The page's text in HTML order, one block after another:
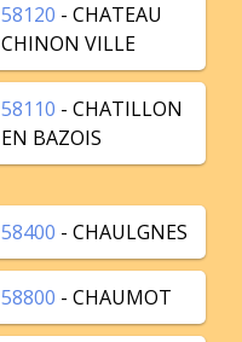
58120 - CHATEAU
CHINON VILLE
58110 - CHATILLON
EN BAZOIS
58400 - CHAULGNES
58800 - CHAUMOT